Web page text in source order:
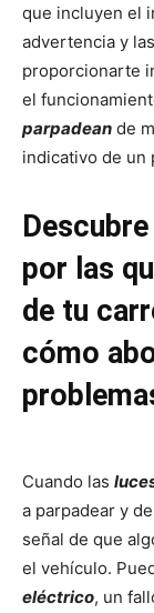
que incluyen el
advertencia y
proporcionarte
el
parpadean de
indicativo de un
por las
de tu
cómo
Cuando las
a parpadear y
señal de que
el vehículo.
eléctrico, un